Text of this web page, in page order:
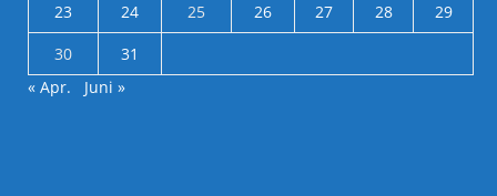
23
24 25 26 27 28
29
30
31
« Apr.
Juni »